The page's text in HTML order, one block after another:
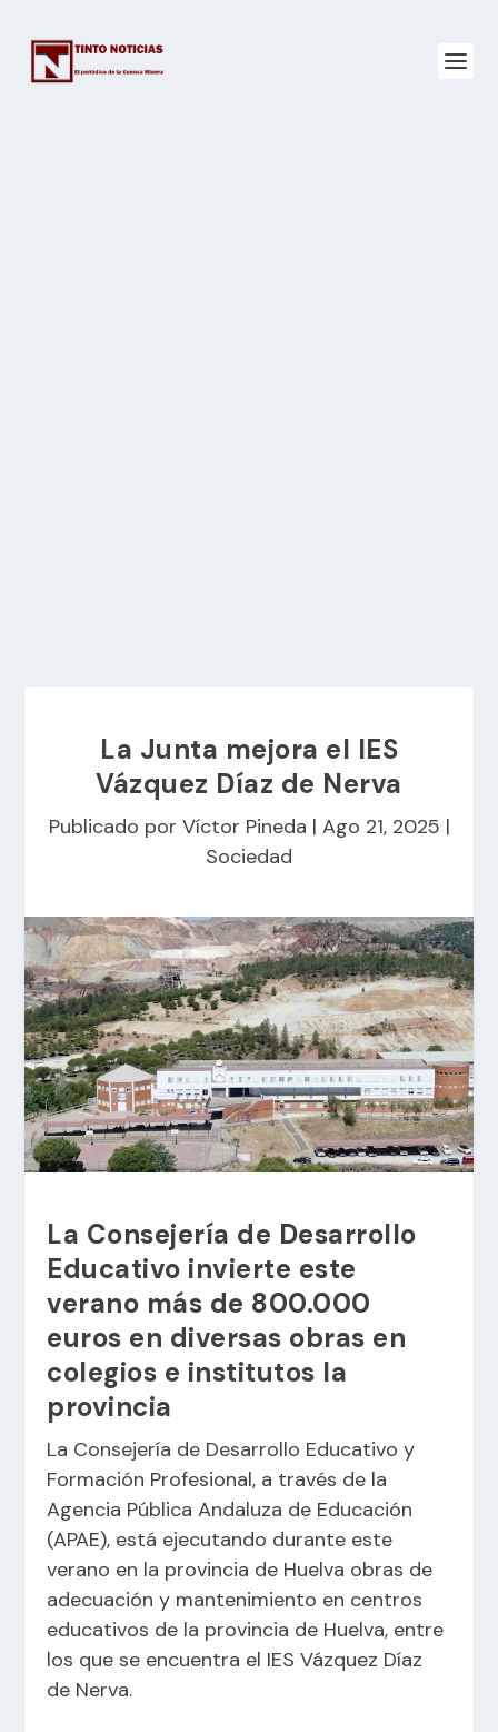
La Junta mejora el IES
Vázquez Díaz de Nerva
Publicado por Víctor Pineda | Ago 21, 2025 |
Sociedad
La Consejería de Desarrollo
Educativo invierte este
verano más de 800.000
euros en diversas obras en
colegios e institutos la
provincia
La Consejería de Desarrollo Educativo y
Formación Profesional, a través de la
Agencia Pública Andaluza de Educación
(APAE), está ejecutando durante este
verano en la provincia de Huelva obras de
adecuación y mantenimiento en centros
educativos de la provincia de Huelva, entre
los que se encuentra el IES Vázquez Díaz
de Nerva.